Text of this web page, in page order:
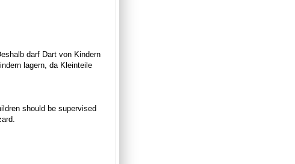
darf Dart von Kindern
lagern, da Kleinteile
should be supervised